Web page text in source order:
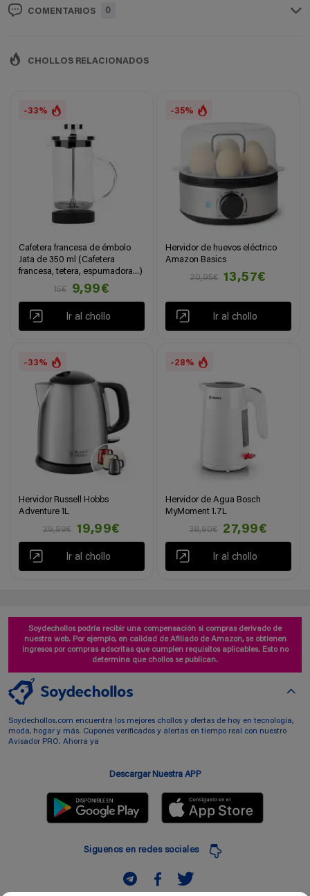
COMENTARIOS 0
CHOLLOS RELACIONADOS
-33%
Cafetera francesa de émbolo
Jata de 350 ml (Cafetera
francesa, tetera, espumadora...)
15€
9,99€
Ir al chollo
-35%
Hervidor de huevos eléctrico
Amazon Basics
20,95€
13,57€
Ir al chollo
-33%
Hervidor Russell Hobbs
Adventure 1L
29,99€
19,99€
Ir al chollo
-28%
Hervidor de Agua Bosch
MyMoment 1.7L
38,90€
27,99€
Ir al chollo
Soydechollos podría recibir una compensación si compras derivado de
nuestra web. Por ejemplo, en calidad de Afiliado de Amazon, se obtienen
ingresos por compras adscritas que cumplen requisitos aplicables. Esto no
determina que chollos se publican.
Soydechollos.com encuentra los mejores chollos y ofertas de hoy en tecnología,
moda, hogar y más. Cupones verificados y alertas en tiempo real con nuestro
Avisador PRO. Ahorra ya
Descargar Nuestra APP
Siguenos en redes sociales